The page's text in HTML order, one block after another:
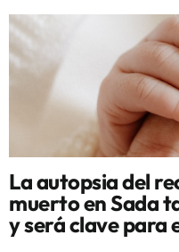
La autopsia del
muerto en Sada
y será clave para